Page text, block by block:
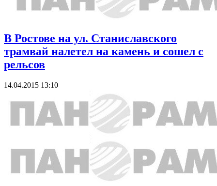
В Ростове на ул. Станиславского
трамвай налетел на камень и сошел с
рельсов
14.04.2015 13:10